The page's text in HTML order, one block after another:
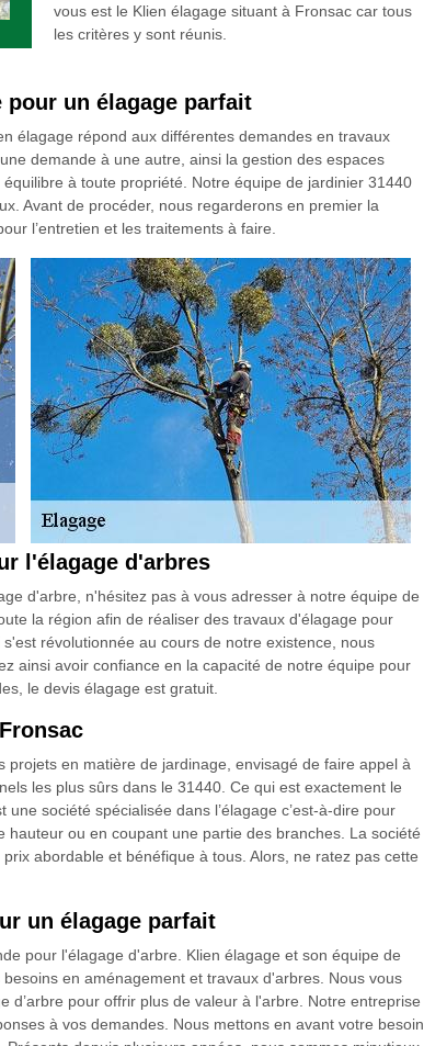
vous est le Klien élagage situant à Fronsac car tous
les critères y sont réunis.
un élagage parfait
élagage répond aux différentes demandes en travaux
demande à une autre, ainsi la gestion des espaces
à toute propriété. Notre équipe de jardinier 31440
Avant de procéder, nous regarderons en premier la
l’entretien et les traitements à faire.
l'élagage d'arbres
d'arbre, n'hésitez pas à vous adresser à notre équipe de
la région afin de réaliser des travaux d'élagage pour
révolutionnée au cours de notre existence, nous
ainsi avoir confiance en la capacité de notre équipe pour
le devis élagage est gratuit.
en matière de jardinage, envisagé de faire appel à
les plus sûrs dans le 31440. Ce qui est exactement le
société spécialisée dans l’élagage c’est-à-dire pour
hauteur ou en coupant une partie des branches. La société
abordable et bénéfique à tous. Alors, ne ratez pas cette
un élagage parfait
pour l'élagage d'arbre. Klien élagage et son équipe de
en aménagement et travaux d'arbres. Nous vous
d’arbre pour offrir plus de valeur à l'arbre. Notre entreprise
à vos demandes. Nous mettons en avant votre besoin